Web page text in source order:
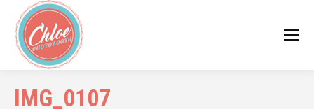
IMG_0107